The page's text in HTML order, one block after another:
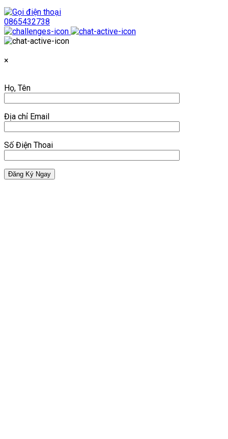
0865432738
×
Họ, Tên
Địa chỉ Email
Số Điện Thoai